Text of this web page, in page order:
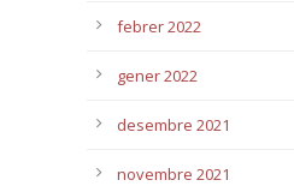
febrer 2022
gener 2022
desembre 2021
novembre 2021